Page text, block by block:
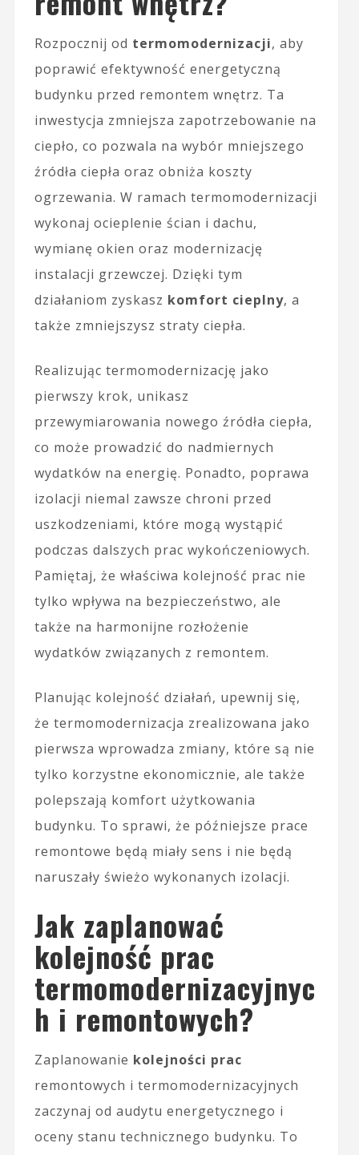
Rozpocznij od termomodernizacji, aby
poprawić efektywność energetyczną
budynku przed remontem wnętrz. Ta
inwestycja zmniejsza zapotrzebowanie na
ciepło, co pozwala na wybór mniejszego
źródła ciepła oraz obniża koszty
ogrzewania. W ramach termomodernizacji
wykonaj ocieplenie ścian i dachu,
wymianę okien oraz modernizację
instalacji grzewczej. Dzięki tym
działaniom zyskasz komfort cieplny, a
także zmniejszysz straty ciepła.
Realizując termomodernizację jako
pierwszy krok, unikasz
przewymiarowania nowego źródła ciepła,
co może prowadzić do nadmiernych
wydatków na energię. Ponadto, poprawa
izolacji niemal zawsze chroni przed
uszkodzeniami, które mogą wystąpić
podczas dalszych prac wykończeniowych.
Pamiętaj, że właściwa kolejność prac nie
tylko wpływa na bezpieczeństwo, ale
także na harmonijne rozłożenie
wydatków związanych z remontem.
Planując kolejność działań, upewnij się,
że termomodernizacja zrealizowana jako
pierwsza wprowadza zmiany, które są nie
tylko korzystne ekonomicznie, ale także
polepszają komfort użytkowania
budynku. To sprawi, że późniejsze prace
remontowe będą miały sens i nie będą
naruszały świeżo wykonanych izolacji.
Jak zaplanować
kolejność prac
termomodernizacyjnyc
h i remontowych?
Zaplanowanie kolejności prac
remontowych i termomodernizacyjnych
zaczynaj od audytu energetycznego i
oceny stanu technicznego budynku. To